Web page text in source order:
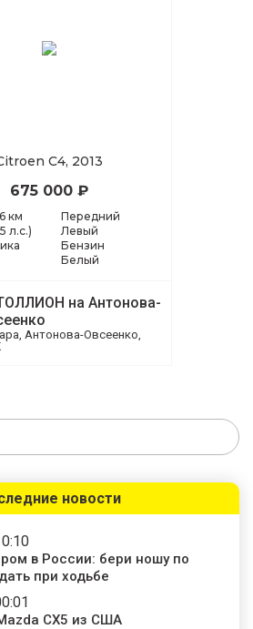
C4, 2013
675 000 ₽
км
л.с.)
Передний
Левый
Бензин
Белый
на Антонова-
Антонова-Овсеенко,
новости
в России: бери ношу по
при ходьбе
CX5 из США